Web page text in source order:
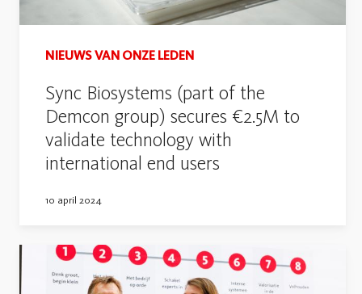
NIEUWS VAN ONZE LEDEN
Sync Biosystems (part of the
Demcon group) secures €2.5M to
validate technology with
international end users
10 april 2024